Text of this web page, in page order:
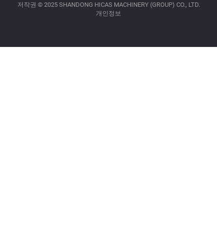
저작권 © 2025 SHANDONG HICAS MACHINERY (GROUP) CO., LTD.
개인정보